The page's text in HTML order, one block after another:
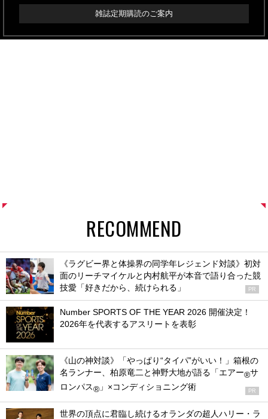
雑誌定期購読のご案内
RECOMMEND
《ラグビー界と体操界の同学年レジェンド対談》初対
面のリーチマイケルと内村航平が本音で語り合った競
技愛「好きだから、続けられる」
PR
Number SPORTS OF THE YEAR 2026 開催決定！
2026年を代表するアスリートを表彰
《山の神対談》「やっぱり“タイパ”がいい！」箱根の
名ランナー、柏原竜二と神野大地が語る「エアー®サ
ロンパス® 」×コンディショニング術 PR
世界の頂点に君臨し続けるオランダの超人ハリー・ラ